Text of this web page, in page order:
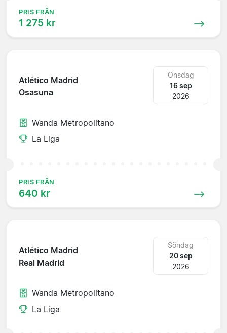
PRIS FRÅN
1 275 kr
Atlético Madrid
Osasuna
Onsdag
16 sep
2026
Wanda Metropolitano
La Liga
PRIS FRÅN
640 kr
Atlético Madrid
Real Madrid
Söndag
20 sep
2026
Wanda Metropolitano
La Liga